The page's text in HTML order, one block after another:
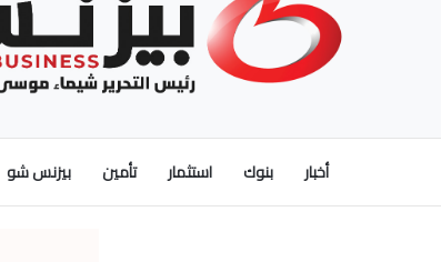
أخبار بنوك استثمار تأمين بيزنس شو